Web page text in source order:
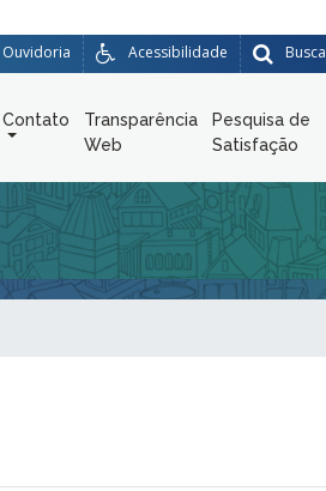
Busca
Acessibilidade
Ouvidoria
Contato
Transparência
Web
Pesquisa de
Satisfação